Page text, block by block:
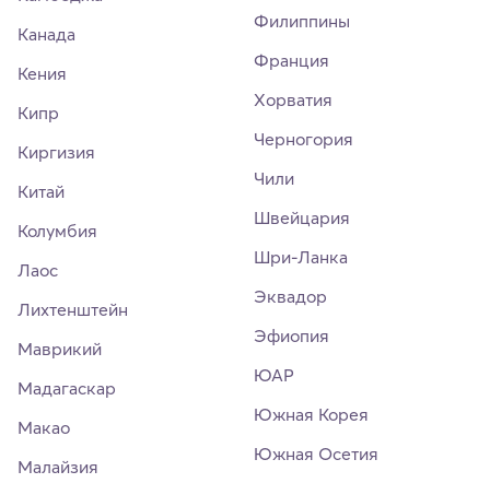
Канада
Кения
Кипр
Киргизия
Китай
Колумбия
Лаос
Лихтенштейн
Маврикий
Мадагаскар
Макао
Малайзия
Филиппины
Франция
Хорватия
Черногория
Чили
Швейцария
Шри-Ланка
Эквадор
Эфиопия
ЮАР
Южная Корея
Южная Осетия